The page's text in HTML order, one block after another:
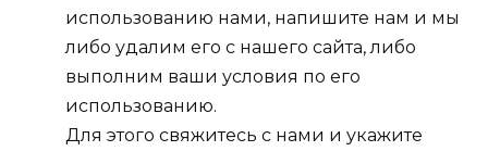
использованию нами, напишите нам и мы
либо удалим его с нашего сайта, либо
выполним ваши условия по его
использованию.
Для этого свяжитесь с нами и укажите